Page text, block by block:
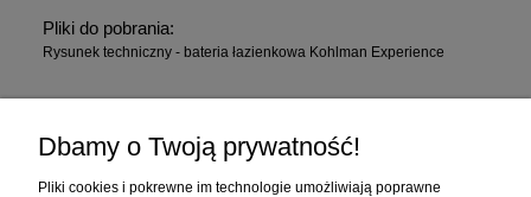
Pliki do pobrania:
Rysunek techniczny - bateria łazienkowa Kohlman Experience
Pomoc
Dbamy o Twoją prywatność!
Pliki cookies i pokrewne im technologie umożliwiają poprawne